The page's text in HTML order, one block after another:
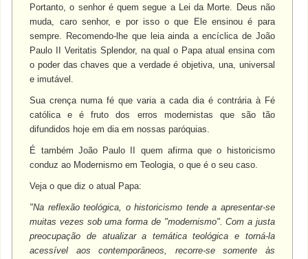
Portanto, o senhor é quem segue a Lei da Morte. Deus não
muda, caro senhor, e por isso o que Ele ensinou é para
sempre. Recomendo-lhe que leia ainda a encíclica de João
Paulo II Veritatis Splendor, na qual o Papa atual ensina com
o poder das chaves que a verdade é objetiva, una, universal
e imutável.
Sua crença numa fé que varia a cada dia é contrária à Fé
católica e é fruto dos erros modernistas que são tão
difundidos hoje em dia em nossas paróquias.
É também João Paulo II quem afirma que o historicismo
conduz ao Modernismo em Teologia, o que é o seu caso.
Veja o que diz o atual Papa:
"Na reflexão teológica, o historicismo tende a apresentar-se
muitas vezes sob uma forma de "modernismo". Com a justa
preocupação de atualizar a temática teológica e torná-la
acessível aos contemporâneos, recorre-se somente às